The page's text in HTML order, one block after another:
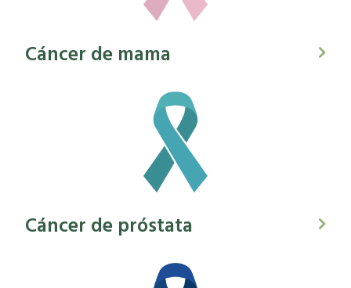
Cáncer de mama
Cáncer de próstata